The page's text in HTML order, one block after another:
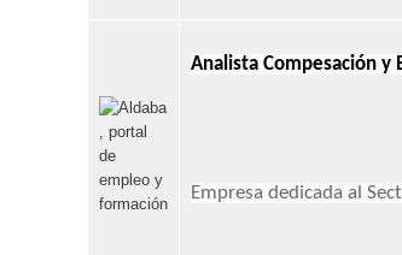
Analista Compesación y
Empresa dedicada al